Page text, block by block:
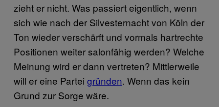
zieht er nicht. Was passiert eigentlich, wenn
sich wie nach der Silvesternacht von Köln der
Ton wieder verschärft und vormals hartrechte
Positionen weiter salonfähig werden? Welche
Meinung wird er dann vertreten? Mittlerweile
will er eine Partei gründen. Wenn das kein
Grund zur Sorge wäre.